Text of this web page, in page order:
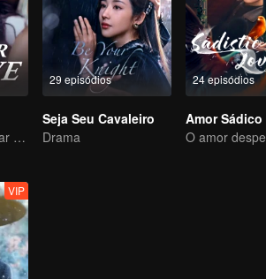
Ela é seu calcanhar de Aquiles e sua armadura
29 episódios
Seja Seu Cavaleiro
Drama
24 episódios
Amor Sádico
VIP